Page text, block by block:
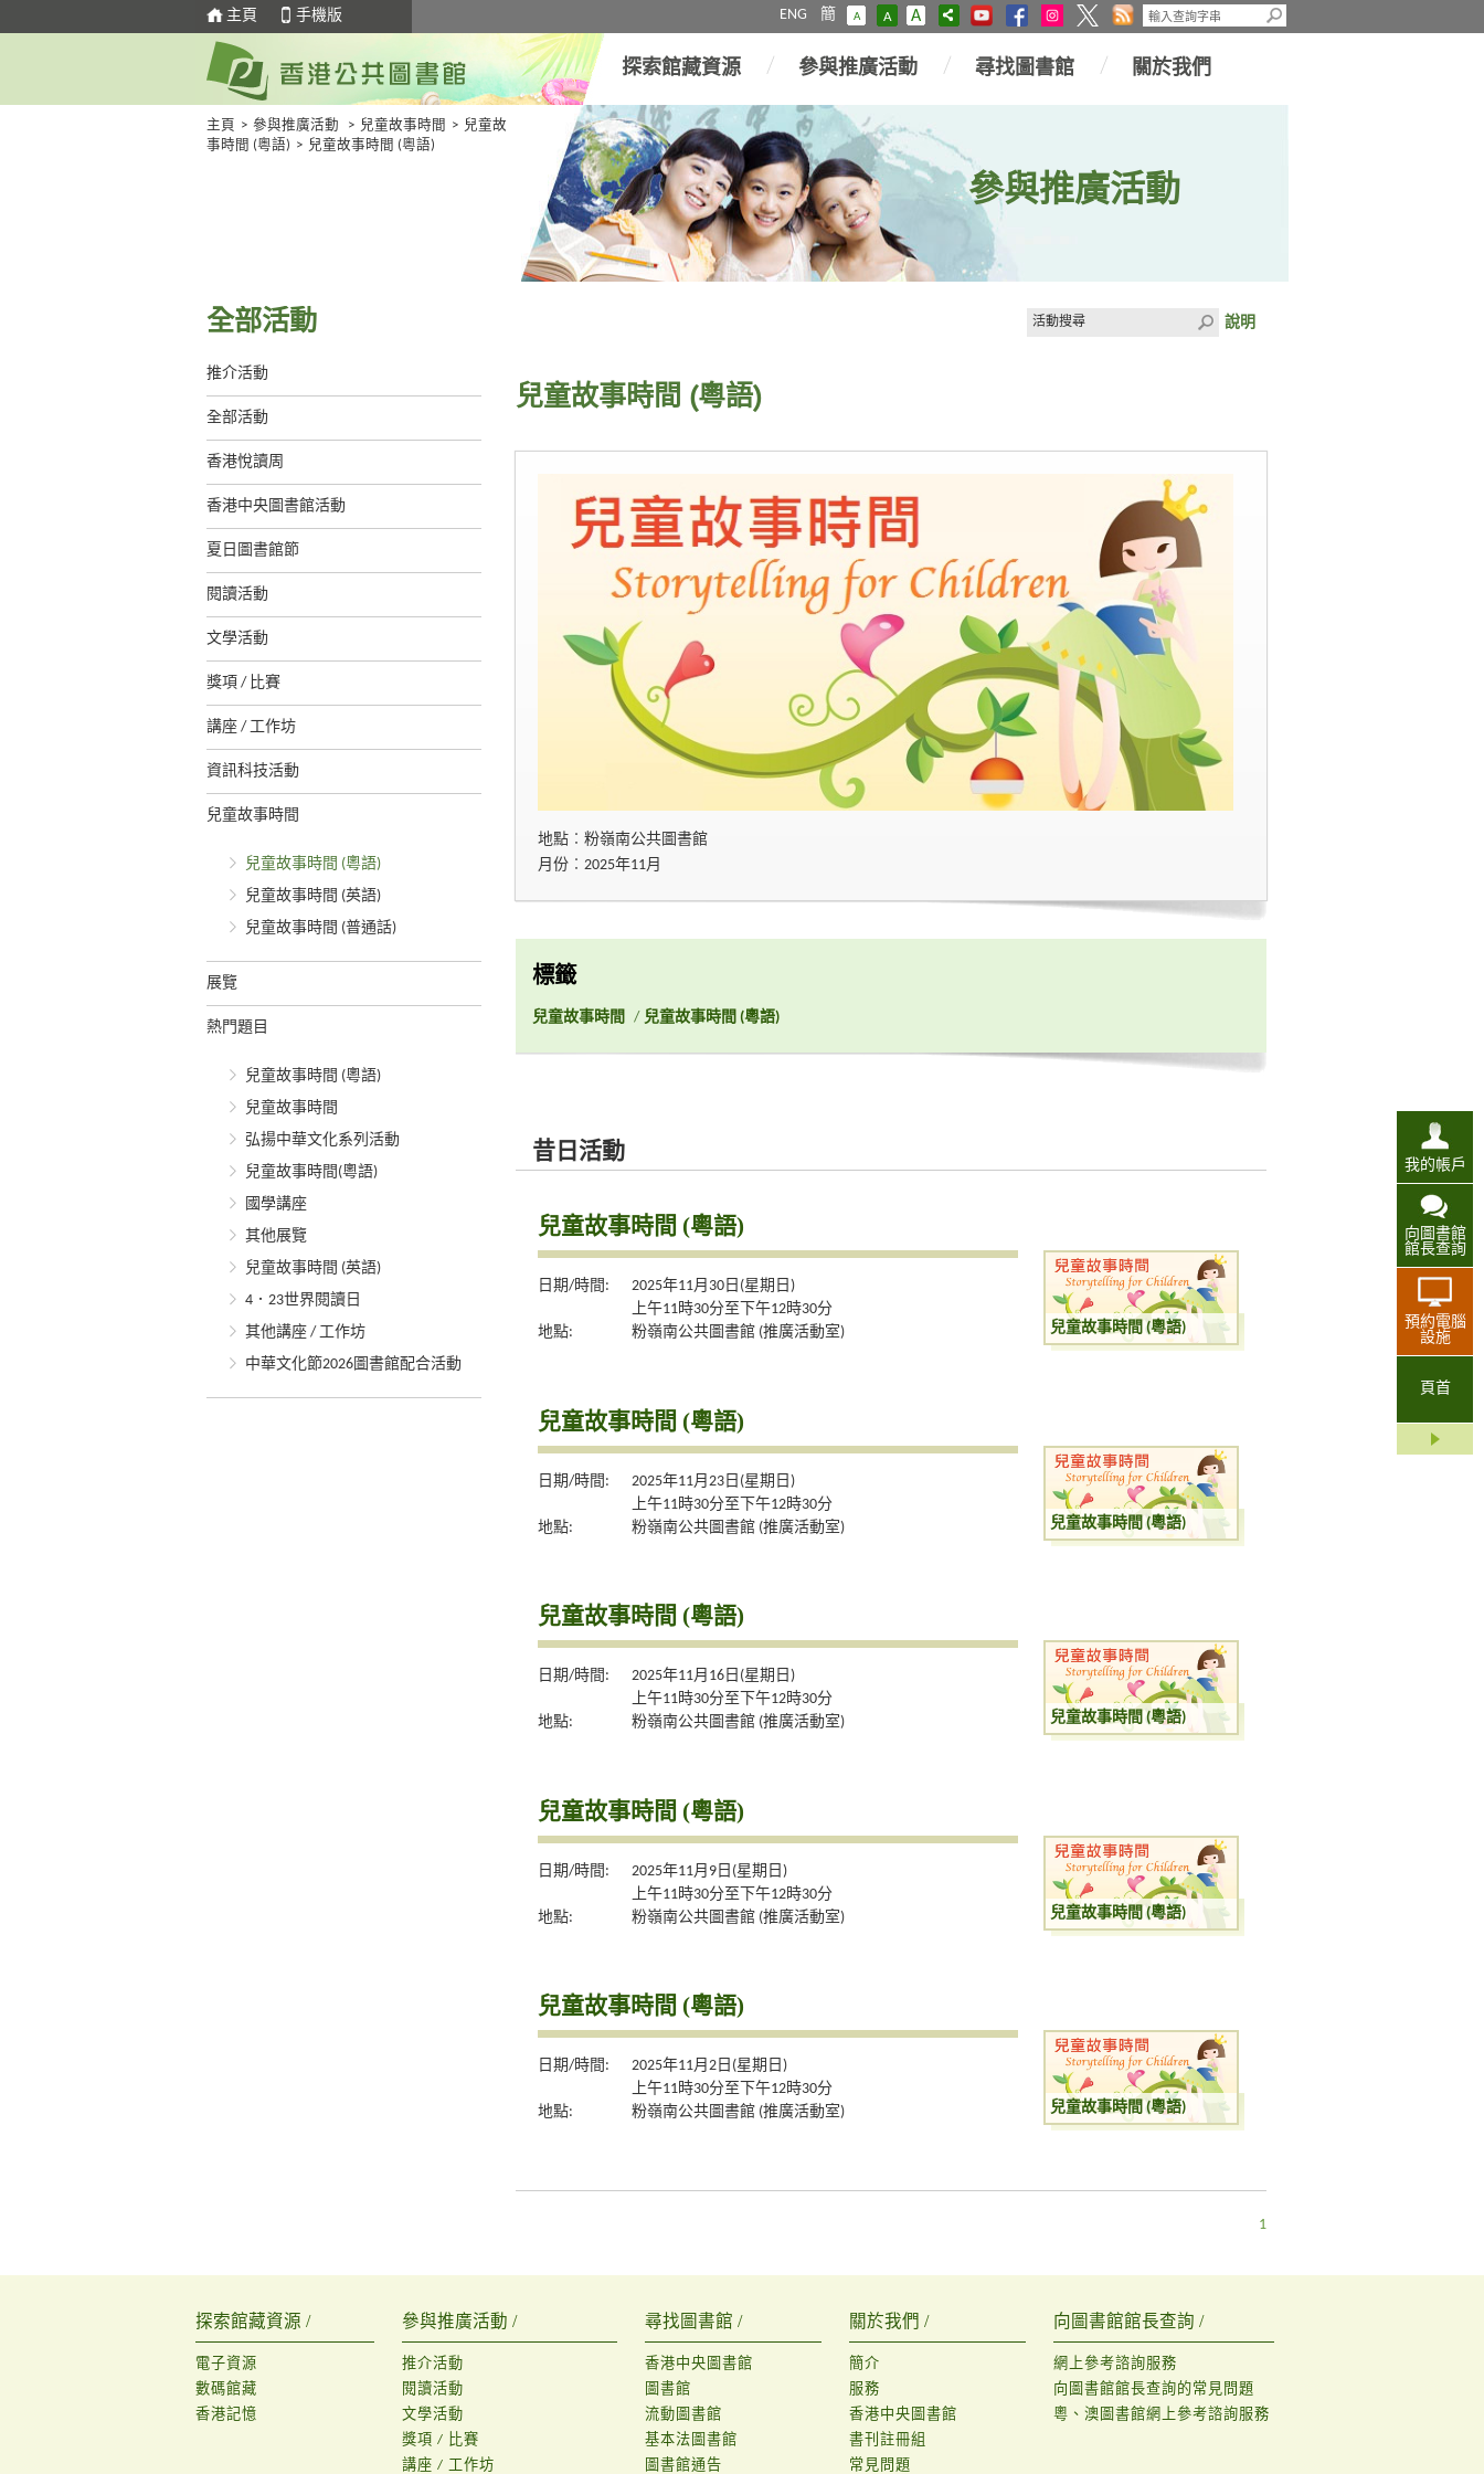
主頁 手機版 ENG 簡 A A A
我的帳戶
向圖書館
館長查詢
預約電腦
設施
頁首
探索館藏資源 參與推廣活動 尋找圖書館 關於我們
主頁 > 參與推廣活動 > 兒童故事時間 > 兒童故
事時間 (粵語) > 兒童故事時間 (粵語)
參與推廣活動
全部活動
推介活動
全部活動
香港悅讀周
香港中央圖書館活動
夏日圖書館節
閱讀活動
文學活動
獎項 / 比賽
講座 / 工作坊
資訊科技活動
兒童故事時間
兒童故事時間 (粵語)
兒童故事時間 (英語)
兒童故事時間 (普通話)
展覽
熱門題目
兒童故事時間 (粵語)
兒童故事時間
弘揚中華文化系列活動
兒童故事時間(粵語)
國學講座
其他展覽
兒童故事時間 (英語)
4．23世界閱讀日
其他講座 / 工作坊
中華文化節2026圖書館配合活動
說明
兒童故事時間 (粵語)
地點︰粉嶺南公共圖書館
月份︰2025年11月
標籤
兒童故事時間 / 兒童故事時間 (粵語)
昔日活動
兒童故事時間 (粵語)
日期/時間:
2025年11月30日(星期日)
上午11時30分至下午12時30分
地點:
粉嶺南公共圖書館 (推廣活動室) 兒童故事時間 (粵語)
兒童故事時間 (粵語)
日期/時間:
2025年11月23日(星期日)
上午11時30分至下午12時30分
地點:
粉嶺南公共圖書館 (推廣活動室) 兒童故事時間 (粵語)
兒童故事時間 (粵語)
日期/時間:
2025年11月16日(星期日)
上午11時30分至下午12時30分
地點:
粉嶺南公共圖書館 (推廣活動室) 兒童故事時間 (粵語)
兒童故事時間 (粵語)
日期/時間:
2025年11月9日(星期日)
上午11時30分至下午12時30分
地點:
粉嶺南公共圖書館 (推廣活動室) 兒童故事時間 (粵語)
兒童故事時間 (粵語)
日期/時間:
2025年11月2日(星期日)
上午11時30分至下午12時30分
地點:
粉嶺南公共圖書館 (推廣活動室) 兒童故事時間 (粵語)
1
探索館藏資源 /
電子資源
數碼館藏
香港記憶
參與推廣活動 /
推介活動
閱讀活動
文學活動
獎項 / 比賽
講座 / 工作坊
尋找圖書館 /
香港中央圖書館
圖書館
流動圖書館
基本法圖書館
圖書館通告
關於我們 /
簡介
服務
香港中央圖書館
書刊註冊組
常見問題
向圖書館館長查詢 /
網上參考諮詢服務
向圖書館館長查詢的常見問題
粵、澳圖書館網上參考諮詢服務